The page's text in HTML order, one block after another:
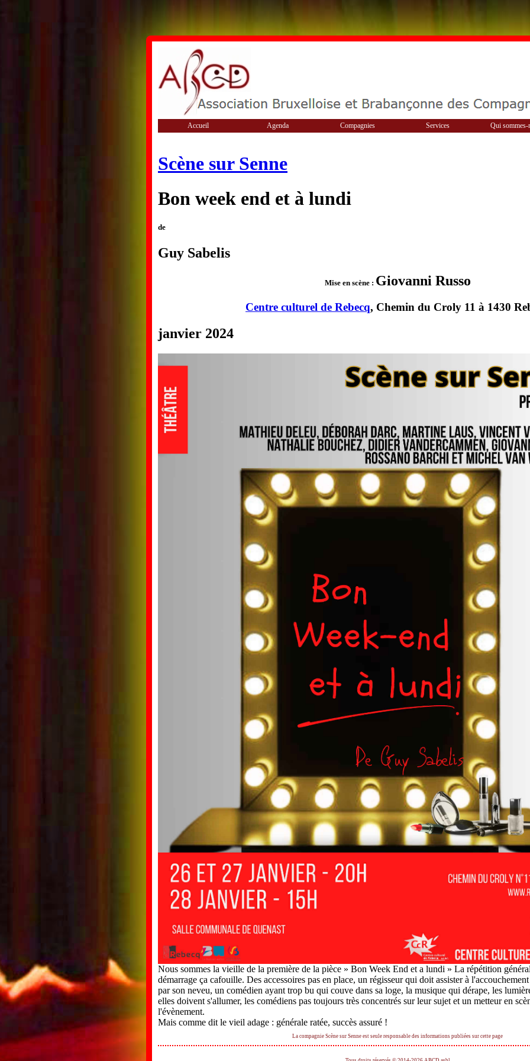
Accueil Agenda Compagnies Services Qui sommes-
Scène sur Senne
Bon week end et à lundi
de
Guy Sabelis
Mise en scène : Giovanni Russo
Centre culturel de Rebecq, Chemin du Croly 11 à 1430
janvier 2024
Nous sommes la vieille de la première de la pièce » Bon Week End et a lundi » La répétition
démarrage ça cafouille. Des accessoires pas en place, un régisseur qui doit assister à
par son neveu, un comédien ayant trop bu qui couve dans sa loge, la musique qui dérape, les
elles doivent s'allumer, les comédiens pas toujours très concentrés sur leur sujet et un metteur en
l'évènement.
Mais comme dit le vieil adage : générale ratée, succès assuré !
La compagnie Scène sur Senne est seule responsable des informations publiées sur cette page